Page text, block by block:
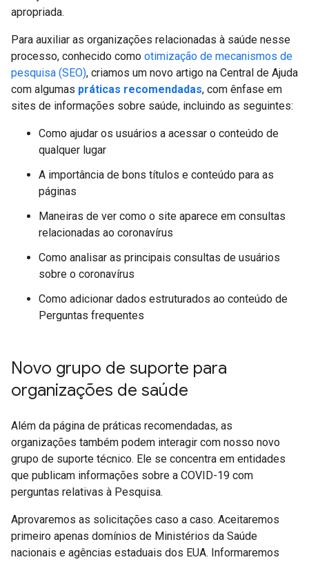
apropriada.
Para auxiliar as organizações relacionadas à saúde nesse
processo, conhecido como otimização de mecanismos de
pesquisa (SEO), criamos um novo artigo na Central de Ajuda
com algumas práticas recomendadas, com ênfase em
sites de informações sobre saúde, incluindo as seguintes:
Como ajudar os usuários a acessar o conteúdo de
qualquer lugar
A importância de bons títulos e conteúdo para as
páginas
Maneiras de ver como o site aparece em consultas
relacionadas ao coronavírus
Como analisar as principais consultas de usuários
sobre o coronavírus
Como adicionar dados estruturados ao conteúdo de
Perguntas frequentes
Novo grupo de suporte para
organizações de saúde
Além da página de práticas recomendadas, as
organizações também podem interagir com nosso novo
grupo de suporte técnico. Ele se concentra em entidades
que publicam informações sobre a COVID-19 com
perguntas relativas à Pesquisa.
Aprovaremos as solicitações caso a caso. Aceitaremos
primeiro apenas domínios de Ministérios da Saúde
nacionais e agências estaduais dos EUA. Informaremos